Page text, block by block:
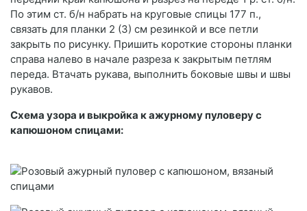
По этим ст. б/н набрать на круговые спицы 177 п.,
связать для планки 2 (3) см резинкой и все петли
закрыть по рисунку. Пришить короткие стороны планки
справа налево в начале разреза к закрытым петлям
переда. Втачать рукава, выполнить боковые швы и швы
рукавов.
Схема узора и выкройка к ажурному пуловеру с
капюшоном спицами: